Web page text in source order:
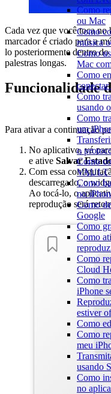
Como
ou Mac
Como
música
Como
Mac
Como
Como
usando
Como
um
o
Como
VAULT
Como
no
Como
Google
Como
Como
Como
Cloud
Como
iPhone
estiver
Como
Como
meu
usando
Como
no
Cada vez que você toca no
marcador é criado para a
lo posteriormente dentro
palestras longas.
Funcionalidade
Para ativar a continuação
No aplicativo, vá
e ative Salvar
Com essa
descarregado, o
Ao tocá-lo, o
reprodução será